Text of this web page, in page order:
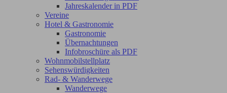
Jahreskalender in PDF
Vereine
Hotel & Gastronomie
Gastronomie
Übernachtungen
Infobroschüre als PDF
Wohnmobilstellplatz
Sehenswürdigkeiten
Rad- & Wanderwege
Wanderwege